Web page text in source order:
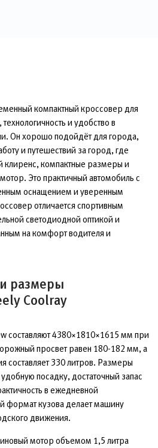
компактный кроссовер для
и удобство в
Он хорошо подойдёт для города,
и путешествий за город, где
клиренс, компактные размеры и
Это практичный автомобиль с
оснащением и уверенным
отличается спортивным
светодиодной оптикой и
на комфорт водителя и
размеры
Coolray
составляют 4380×1810×1615 мм при
просвет равен 180-182 мм, а
составляет 330 литров. Размеры
посадку, достаточный запас
в ежедневной
формат кузова делает машину
движения.
мотор объемом 1,5 литра